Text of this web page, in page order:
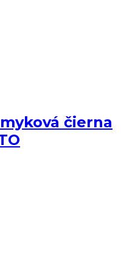
čierna